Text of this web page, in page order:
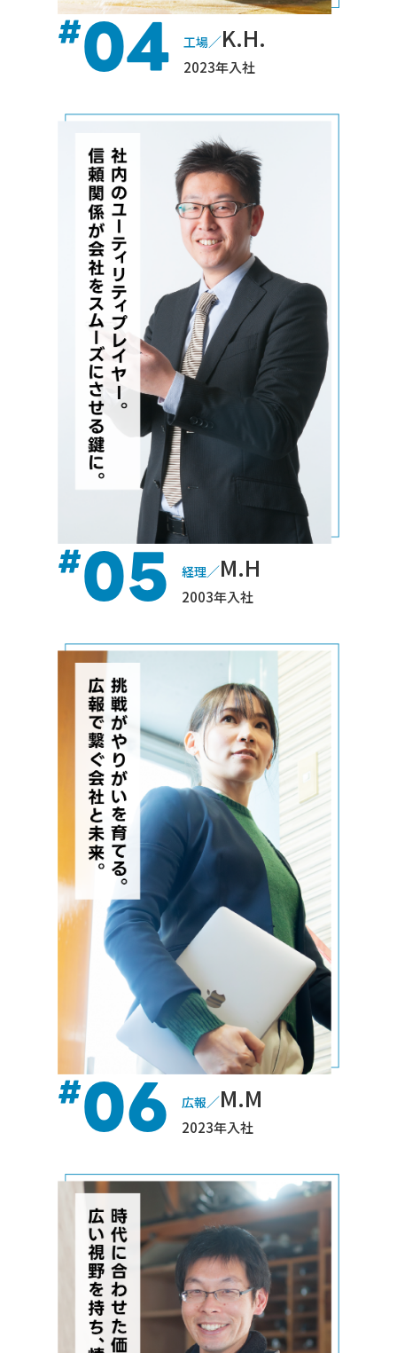
#04 工場／K.H.
2023年入社
#05 経理／M.H
2003年入社
#06 広報／M.M
2023年入社